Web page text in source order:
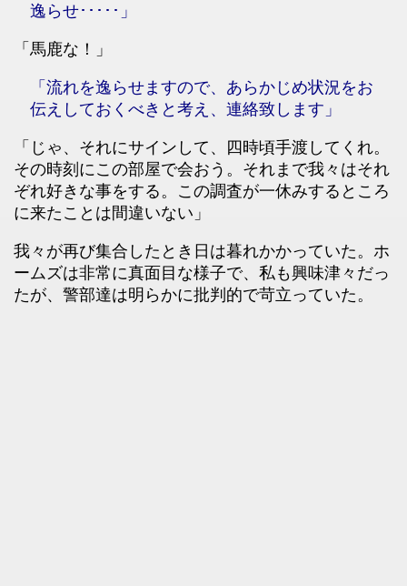
逸らせ･････」
「馬鹿な！」
「流れを逸らせますので、あらかじめ状況をお
伝えしておくべきと考え、連絡致します」
「じゃ、それにサインして、四時頃手渡してくれ。
その時刻にこの部屋で会おう。それまで我々はそれ
ぞれ好きな事をする。この調査が一休みするところ
に来たことは間違いない」
我々が再び集合したとき日は暮れかかっていた。ホ
ームズは非常に真面目な様子で、私も興味津々だっ
たが、警部達は明らかに批判的で苛立っていた。